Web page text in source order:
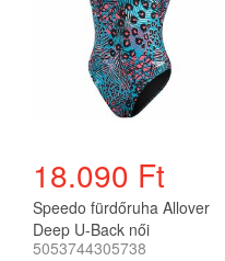
18.090 Ft
Speedo fürdőruha Allover
Deep U-Back női
5053744305738